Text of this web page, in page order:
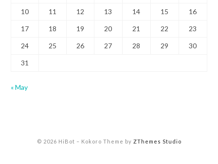
10 11 12 13 14 15 16
17 18 19 20 21 22 23
24 25 26 27 28 29 30
31
« May
© 2026 HiBot – Kokoro Theme by ZThemes Studio